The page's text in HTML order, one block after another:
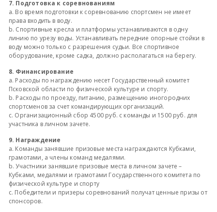
7. Подготовка к соревнованиям
a. Во время подготовки к соревнованию спортсмен не имеет
права входить в воду.
b. Спортивные кресла и платформы устанавливаются в одну
линию по урезу воды. Устанавливать передние опорные стойки в
воду можно только с разрешения судьи. Все спортивное
оборудование, кроме садка, должно располагаться на берегу.
8. Финансирование
a. Расходы по награждению несет Государственный комитет
Псковской области по физической культуре и спорту.
b. Расходы по проезду, питанию, размещению иногородних
спортсменов за счет командирующих организаций.
c. Организационный сбор 4500 руб. с команды и 1500 руб. для
участника в личном зачете.
9. Награждение
a. Команды занявшие призовые места награждаются Кубками,
грамотами, а члены команд медалями.
b. Участники занявшие призовые места в личном зачете –
Кубками, медалями и грамотами Государственного комитета по
физической культуре и спорту
c. Победители и призеры соревнований получат ценные призы от
спонсоров.